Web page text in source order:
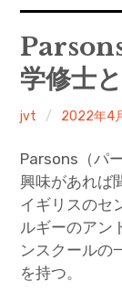
Podcast
Profile
Note
Mail
Parsons
学修士
jvt 2022年4
Parsons（パ
興味があれば
イギリスのセ
ルギーのアン
ンスクールの
を持つ。